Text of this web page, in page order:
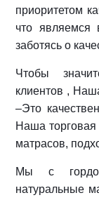
приоритетом
что являемся
заботясь о
Чтобы
клиентов ,
–Это
Наша торговая
матрасов,
Мы с
натуральные